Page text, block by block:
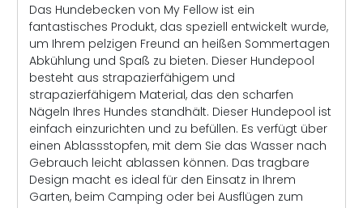
Das Hundebecken von My Fellow ist ein
fantastisches Produkt, das speziell entwickelt wurde,
um Ihrem pelzigen Freund an heißen Sommertagen
Abkühlung und Spaß zu bieten. Dieser Hundepool
besteht aus strapazierfähigem und
strapazierfähigem Material, das den scharfen
Nägeln Ihres Hundes standhält. Dieser Hundepool ist
einfach einzurichten und zu befüllen. Es verfügt über
einen Ablassstopfen, mit dem Sie das Wasser nach
Gebrauch leicht ablassen können. Das tragbare
Design macht es ideal für den Einsatz in Ihrem
Garten, beim Camping oder bei Ausflügen zum